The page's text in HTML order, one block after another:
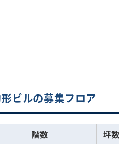
ビルの募集フロア
階数 坪数